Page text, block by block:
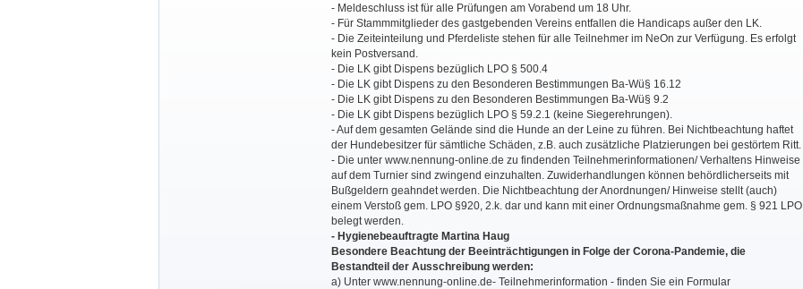
- Meldeschluss ist für alle Prüfungen am Vorabend um 18 Uhr.
- Für Stammmitglieder des gastgebenden Vereins entfallen die Handicaps außer den LK.
- Die Zeiteinteilung und Pferdeliste stehen für alle Teilnehmer im NeOn zur Verfügung. Es erfolgt
kein Postversand.
- Die LK gibt Dispens bezüglich LPO § 500.4
- Die LK gibt Dispens zu den Besonderen Bestimmungen Ba-Wü§ 16.12
- Die LK gibt Dispens zu den Besonderen Bestimmungen Ba-Wü§ 9.2
- Die LK gibt Dispens bezüglich LPO § 59.2.1 (keine Siegerehrungen).
- Auf dem gesamten Gelände sind die Hunde an der Leine zu führen. Bei Nichtbeachtung haftet
der Hundebesitzer für sämtliche Schäden, z.B. auch zusätzliche Platzierungen bei gestörtem Ritt.
- Die unter www.nennung-online.de zu findenden Teilnehmerinformationen/ Verhaltens Hinweise
auf dem Turnier sind zwingend einzuhalten. Zuwiderhandlungen können behördlicherseits mit
Bußgeldern geahndet werden. Die Nichtbeachtung der Anordnungen/ Hinweise stellt (auch)
einem Verstoß gem. LPO §920, 2.k. dar und kann mit einer Ordnungsmaßnahme gem. § 921 LPO
belegt werden.
- Hygienebeauftragte Martina Haug
Besondere Beachtung der Beeinträchtigungen in Folge der Corona-Pandemie, die
Bestandteil der Ausschreibung werden:
a) Unter www.nennung-online.de- Teilnehmerinformation - finden Sie ein Formular